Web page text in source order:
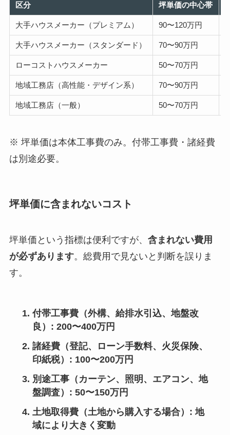
区分 坪単価の中心帯
大手ハウスメーカー（プレミアム） 90〜120万円
大手ハウスメーカー（スタンダード） 70〜90万円
ローコストハウスメーカー 50〜70万円
地域工務店（高性能・デザイン系） 70〜90万円
地域工務店（一般） 50〜70万円
※ 坪単価は本体工事費のみ。付帯工事費・諸経費
は別途必要。
坪単価に含まれないコスト
坪単価という指標は便利ですが、 含まれない費用
が必ずあります。総費用で見ないと判断を誤りま
す。
付帯工事費（外構、給排水引込、地盤改
良）: 200〜400万円
諸経費（登記、ローン手数料、火災保険、
印紙税）: 100〜200万円
別途工事（カーテン、照明、エアコン、地
盤調査）: 50〜150万円
土地取得費（土地から購入する場合）: 地
域により大きく変動